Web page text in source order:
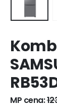
MP cena: